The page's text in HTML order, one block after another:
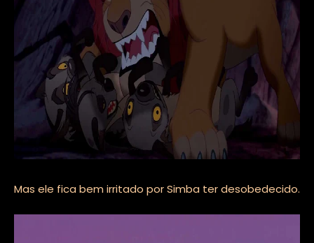
Mas ele fica bem irritado por Simba ter desobedecido.